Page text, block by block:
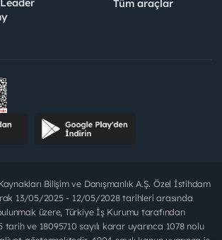
Tüm araçlar
Bilişim ve Danışmanlık A.Ş. Özel İstihdam
13/05/2025 - 12/05/2028 tarihleri arasında
üzere, Türkiye İş Kurumu tarafından
ve 18095710 sayılı karar uyarınca 1078 nolu